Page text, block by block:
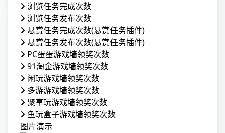
浏览任务完成次数
浏览任务发布次数
悬赏任务完成次数(悬赏任务插件)
悬赏任务发布次数(悬赏任务插件)
PC蛋蛋游戏墙领奖次数
91淘金游戏墙领奖次数
闲玩游戏墙领奖次数
多游游戏墙领奖次数
聚享玩游戏墙领奖次数
鱼玩盒子游戏墙领奖次数
图片演示